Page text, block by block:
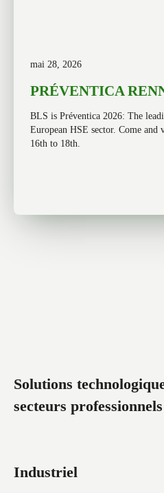
mai 28, 2026
PRÉVENTICA
BLS is Préventica 2026: The
European HSE sector. Come and
16th to 18th.
Solutions
secteurs professionnels
Industriel